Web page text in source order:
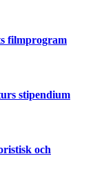
filmprogram
stipendium
och